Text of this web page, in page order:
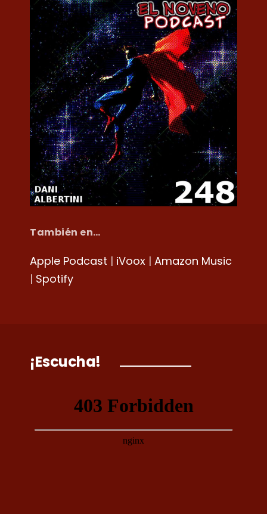
También en…
Apple Podcast | iVoox | Amazon Music
| Spotify
¡Escucha!